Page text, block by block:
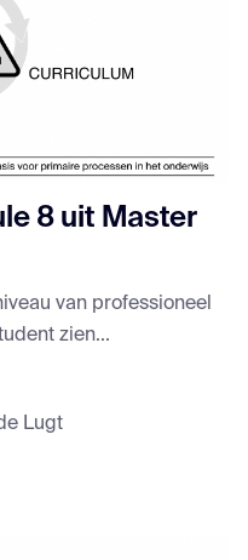
8 uit Master
van professioneel
zien...
Lugt